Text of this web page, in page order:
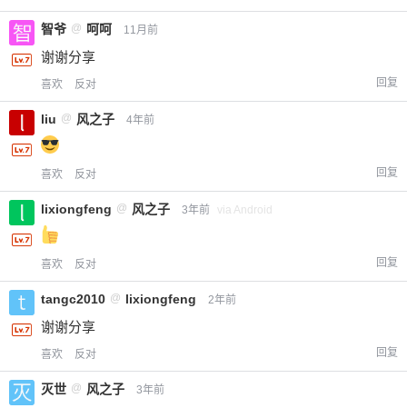
智爷 @ 呵呵 11月前
谢谢分享
喜欢 反对 回复
liu @ 风之子 4年前
喜欢 反对 回复
lixiongfeng @ 风之子 3年前 via Android
喜欢 反对 回复
tangc2010 @ lixiongfeng 2年前
谢谢分享
喜欢 反对 回复
灭世 @ 风之子 3年前